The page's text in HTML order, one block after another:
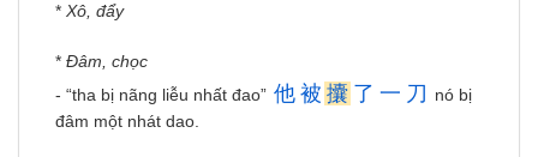
* Xô, đẩy
* Đâm, chọc
- “tha bị nãng liễu nhất đao” 他 被 攮 了 一 刀
nó bị
đâm một nhát dao.